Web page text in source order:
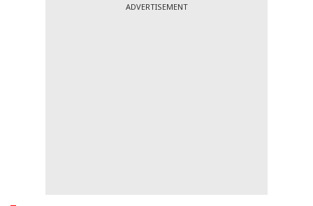
ADVERTISEMENT